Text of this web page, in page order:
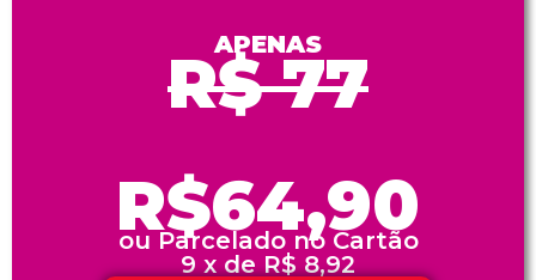
APENAS
R$ 77
R$64,90
ou Parcelado no Cartão
9 x de R$ 8,92